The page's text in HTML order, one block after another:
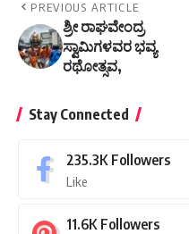
PREVIOUS ARTICLE
ಶ್ರೀ ರಾಘವೇಂದ್ರ
ಸ್ವಾಮಿಗಳವರ ಭವ್ಯ
ರಥೋತ್ಸವ,
Stay Connected
235.3K Followers
Like
11.6K Followers